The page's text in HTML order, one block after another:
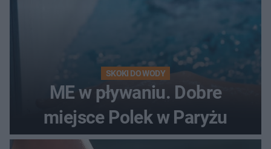
SKOKI DO WODY
ME w pływaniu. Dobre
miejsce Polek w Paryżu